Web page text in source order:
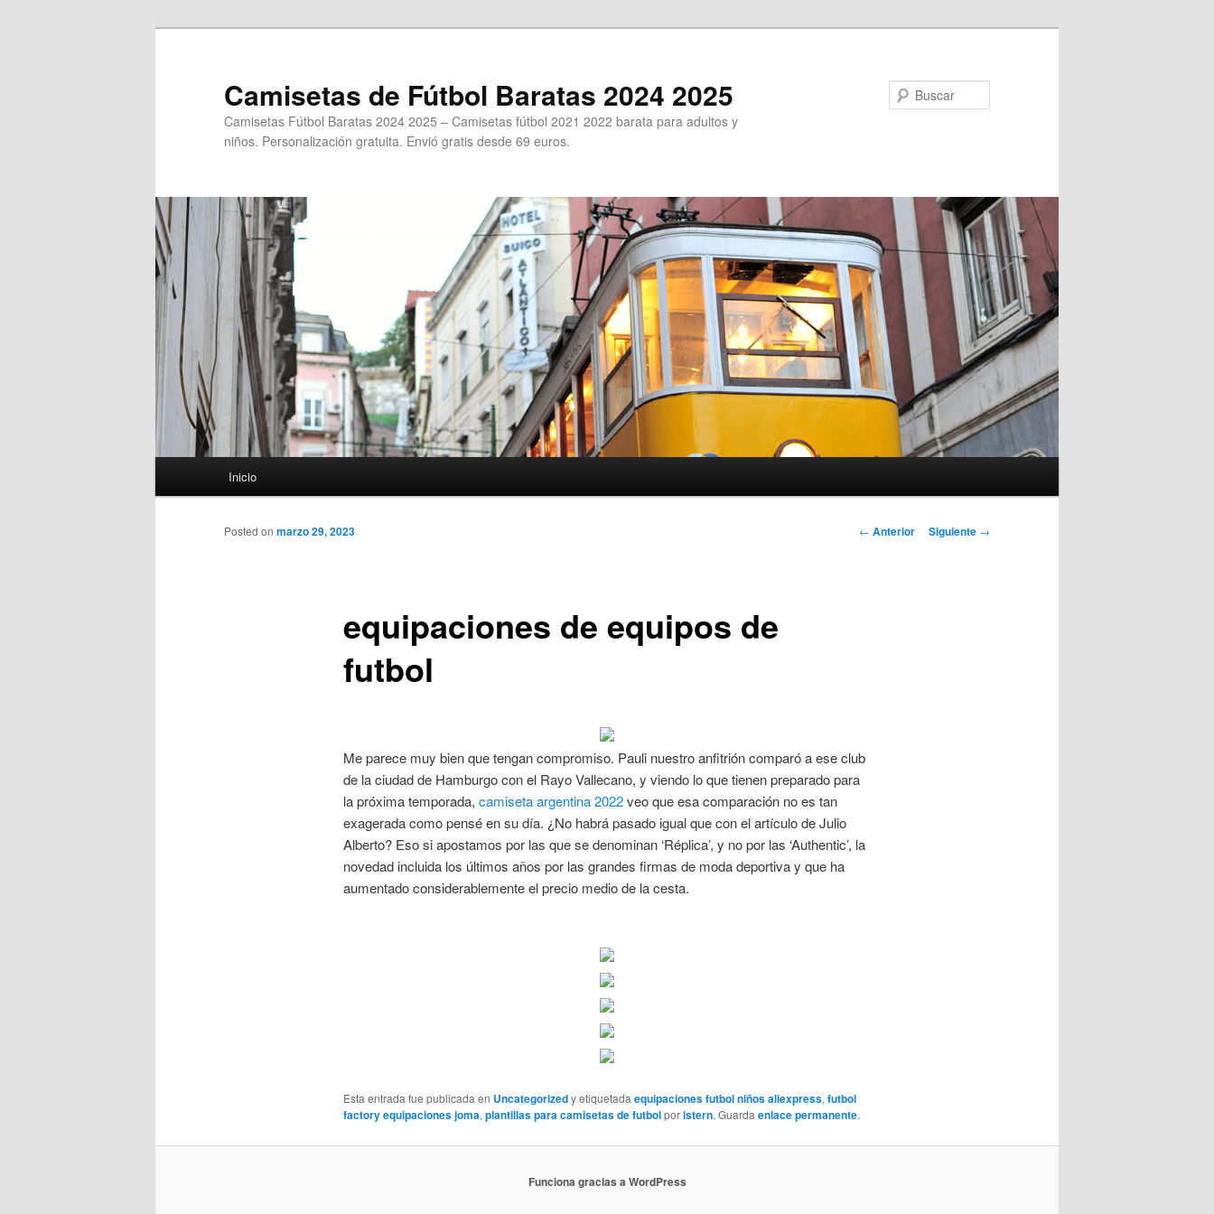
Camisetas de Fútbol Baratas 2024 2025
Camisetas Fútbol Baratas 2024 2025 – Camisetas fútbol 2021 2022 barata para adultos y
niños. Personalización gratuita. Envió gratis desde 69 euros.
Inicio
Navegación
← Anterior Siguiente →
equipaciones de equipos de
futbol
Posted on marzo 29, 2023
Me parece muy bien que tengan compromiso. Pauli nuestro anfitrión comparó a ese club
de la ciudad de Hamburgo con el Rayo Vallecano, y viendo lo que tienen preparado para
la próxima temporada, camiseta argentina 2022veo que esa comparación no es tan
exagerada como pensé en su día. ¿No habrá pasado igual que con el artículo de Julio
Alberto? Eso si apostamos por las que se denominan ‘Réplica’, y no por las ‘Authentic’, la
novedad incluida los últimos años por las grandes firmas de moda deportiva y que ha
aumentado considerablemente el precio medio de la cesta.
Esta entrada fue publicada en Uncategorizedy etiquetadaequipaciones futbol niños aliexpress,futbol
factory equipaciones joma,plantillas para camisetas de futbolporistern. Guardaenlace permanente.
Funciona gracias a WordPress